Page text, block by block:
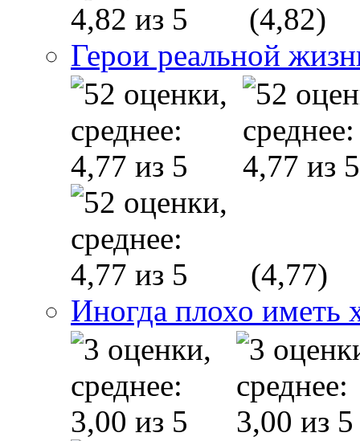
(4,82)
Герои реальной
(4,77)
Иногда плохо